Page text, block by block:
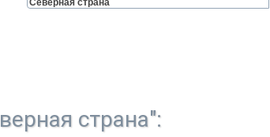
страна":